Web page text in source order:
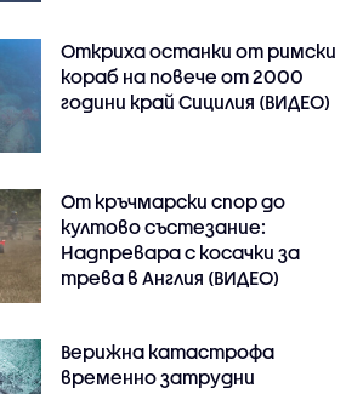
Откриха останки от римски
кораб на повече от 2000
години край Сицилия (ВИДЕО)
От кръчмарски спор до
култово състезание:
Надпревара с косачки за
трева в Англия (ВИДЕО)
Верижна катастрофа
временно затрудни